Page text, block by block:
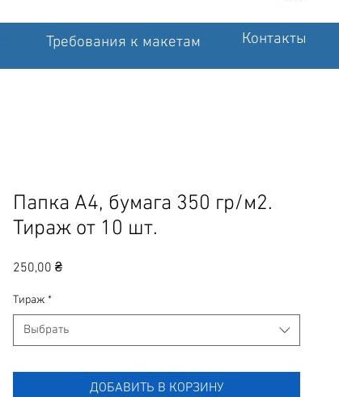
Календари Печать и переплет дипломов
Папка А4, бумага 350 гр/м2.
Тираж от 10 шт.
250,00 ₴Цена
Тираж *
Выбрать
ДОБАВИТЬ В КОРЗИНУ
Требования к макетам Контакты